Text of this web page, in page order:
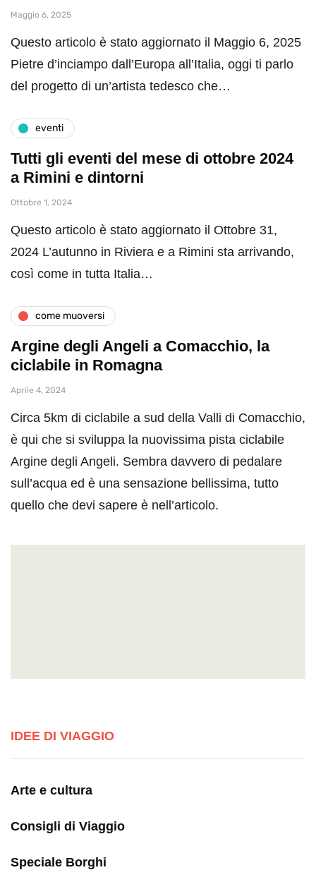
Maggio 6, 2025
Questo articolo è stato aggiornato il Maggio 6, 2025
Pietre d’inciampo dall’Europa all’Italia, oggi ti parlo
del progetto di un’artista tedesco che…
eventi
Tutti gli eventi del mese di ottobre 2024
a Rimini e dintorni
Ottobre 1, 2024
Questo articolo è stato aggiornato il Ottobre 31,
2024 L’autunno in Riviera e a Rimini sta arrivando,
così come in tutta Italia…
come muoversi
Argine degli Angeli a Comacchio, la
ciclabile in Romagna
Aprile 4, 2024
Circa 5km di ciclabile a sud della Valli di Comacchio,
è qui che si sviluppa la nuovissima pista ciclabile
Argine degli Angeli. Sembra davvero di pedalare
sull’acqua ed è una sensazione bellissima, tutto
quello che devi sapere è nell’articolo.
IDEE DI VIAGGIO
Arte e cultura
Consigli di Viaggio
Speciale Borghi